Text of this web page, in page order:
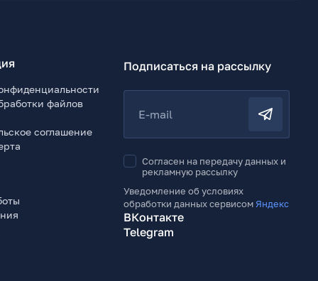
файлов
соглашение
Подписаться на рассылку
E-mail
Согласен на передачу данных и
рекламную рассылку
Уведомление об условиях
обработки данных сервисом Яндекс
ВКонтакте
Telegram